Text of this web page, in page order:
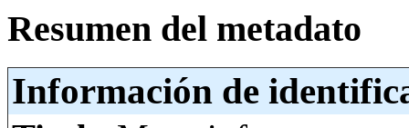
Resumen del metadato
Información de